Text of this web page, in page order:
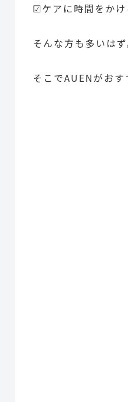
☑ケアに時間をかけ
そんな方も多いはず
そこでAUENがお